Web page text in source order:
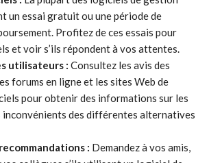
un essai gratuit ou une période de
Profitez de ces essais pour
et voir s’ils répondent à vos attentes.
utilisateurs : Consultez les avis des
forums en ligne et les sites Web de
pour obtenir des informations sur les
inconvénients des différentes alternatives
: Demandez à vos amis,